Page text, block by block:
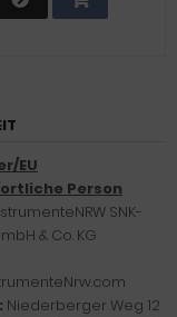
EU
Person
SNK-
& Co. KG
Niederberger Weg 12